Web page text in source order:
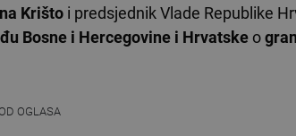
Krišto i predsjednik Vlade Republike
Bosne i Hercegovine i Hrvatske o
OGLASA